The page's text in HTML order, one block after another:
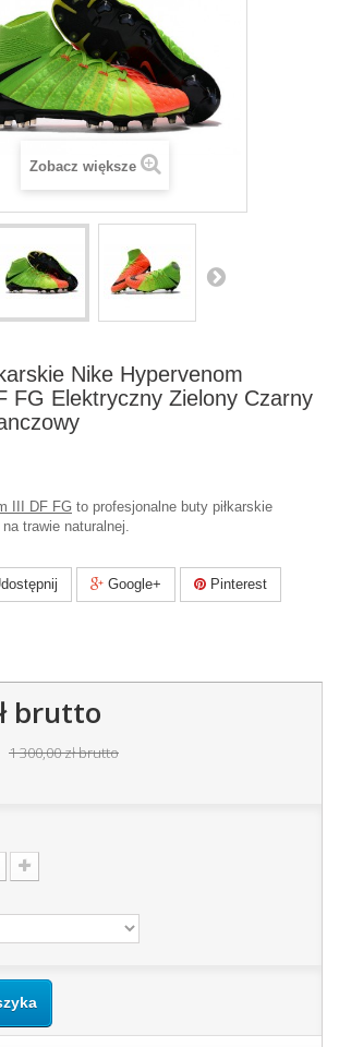
Zobacz większe
Nike Hypervenom
FG Elektryczny Zielony Czarny
III DF FG to profesjonalne buty piłkarskie
trawie naturalnej.
Google+ Pinterest
brutto
1 300,00 złbrutto